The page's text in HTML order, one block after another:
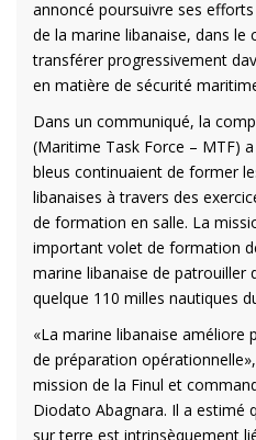
annoncé poursuivre ses
de la marine libanaise, dans le
transférer progressivement
en matière de sécurité
Dans un communiqué, la
(Maritime Task Force – MTF)
bleus continuaient de former
libanaises à travers des
de formation en salle. La
important volet de formation
marine libanaise de patrouiller
quelque 110 milles nautiques
«La marine libanaise améliore
de préparation
mission de la Finul et
Diodato Abagnara. Il a estimé
sur terre est intrinsèquement